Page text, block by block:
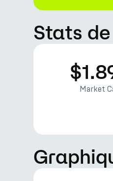
Stats de
Market